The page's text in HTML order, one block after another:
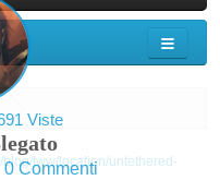
Viste
0Commenti